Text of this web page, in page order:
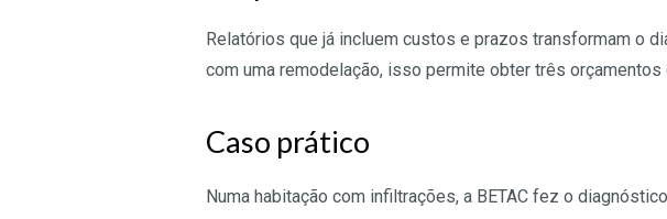
Relatórios que já incluem custos e prazos transformam o
com uma remodelação, isso permite obter três
Caso prático
Numa habitação com infiltrações, a BETAC fez o